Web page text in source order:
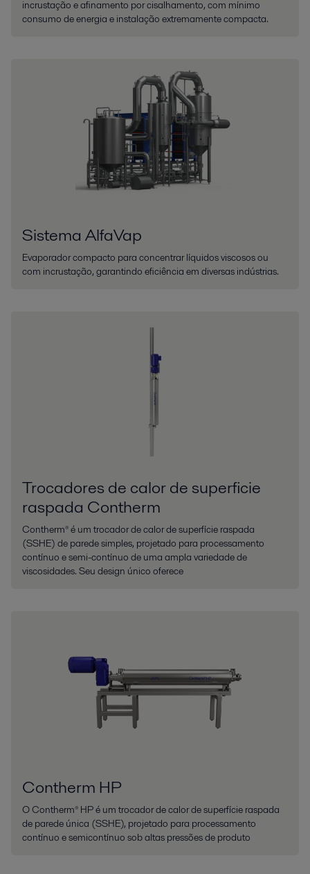
incrustação e afinamento por cisalhamento, com mínimo
consumo de energia e instalação extremamente compacta.
Sistema AlfaVap
Evaporador compacto para concentrar líquidos viscosos ou
com incrustação, garantindo eficiência em diversas indústrias.
Trocadores de calor de superficie
raspada Contherm
Contherm® é um trocador de calor de superfície raspada
(SSHE) de parede simples, projetado para processamento
contínuo e semi-contínuo de uma ampla variedade de
viscosidades. Seu design único oferece
Contherm HP
O Contherm® HP é um trocador de calor de superfície raspada
de parede única (SSHE), projetado para processamento
contínuo e semicontínuo sob altas pressões de produto